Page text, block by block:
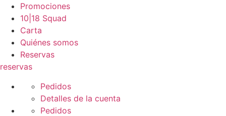
Promociones
10|18 Squad
Carta
Quiénes somos
Reservas
reservas
Pedidos
Detalles de la cuenta
Pedidos